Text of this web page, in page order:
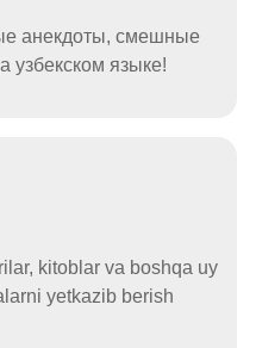
анекдоты, смешные
узбекском языке!
kitoblar va boshqa uy
yetkazib berish